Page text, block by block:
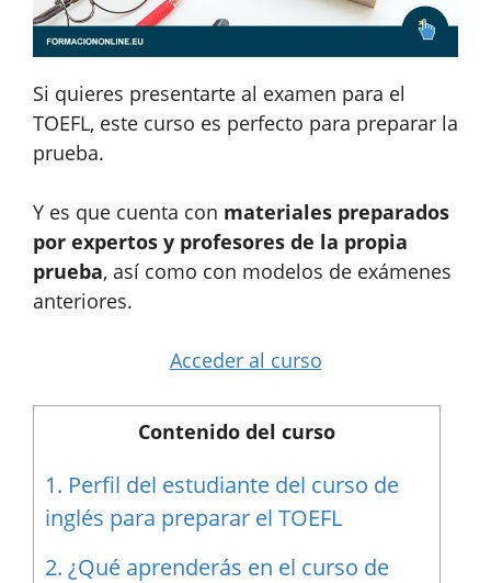
Si quieres presentarte al examen para el
TOEFL, este curso es perfecto para preparar la
prueba.
Y es que cuenta con materiales preparados
por expertos y profesores de la propia
prueba, así como con modelos de exámenes
anteriores.
Acceder al curso
Contenido del curso
1. Perfil del estudiante del curso de
inglés para preparar el TOEFL
2. ¿Qué aprenderás en el curso de